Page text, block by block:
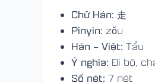
Chữ Hán: 走
Pinyin: zǒu
Hán – Việt: Tẩu
Ý nghĩa: Đi bộ,
Số nét: 7 nét